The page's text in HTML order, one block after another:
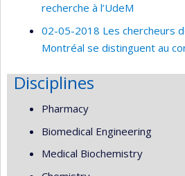
recherche à l’UdeM
02-05-2018 Les chercheurs
Montréal se distinguent au
Disciplines
Pharmacy
Biomedical Engineering
Medical Biochemistry